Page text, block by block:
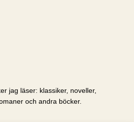
jag läser: klassiker, noveller,
och andra böcker.